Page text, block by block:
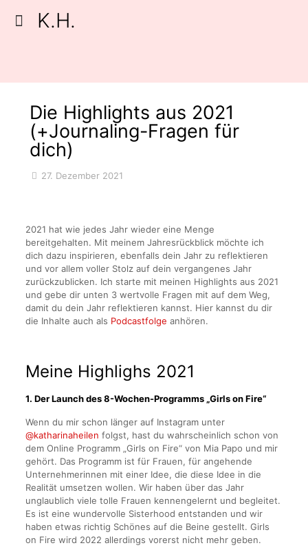
K.H.
Die Highlights aus 2021
(+Journaling-Fragen für
dich)
27. Dezember 2021
2021 hat wie jedes Jahr wieder eine Menge
bereitgehalten. Mit meinem Jahresrückblick möchte ich
dich dazu inspirieren, ebenfalls dein Jahr zu reflektieren
und vor allem voller Stolz auf dein vergangenes Jahr
zurückzublicken. Ich starte mit meinen Highlights aus 2021
und gebe dir unten 3 wertvolle Fragen mit auf dem Weg,
damit du dein Jahr reflektieren kannst. Hier kannst du dir
die Inhalte auch als Podcastfolge anhören.
Meine Highlighs 2021
1. Der Launch des 8-Wochen-Programms „Girls on Fire“
Wenn du mir schon länger auf Instagram unter
@katharinaheilen folgst, hast du wahrscheinlich schon von
dem Online Programm „Girls on Fire“ von Mia Papo und mir
gehört. Das Programm ist für Frauen, für angehende
Unternehmerinnen mit einer Idee, die diese Idee in die
Realität umsetzen wollen. Wir haben über das Jahr
unglaublich viele tolle Frauen kennengelernt und begleitet.
Es ist eine wundervolle Sisterhood entstanden und wir
haben etwas richtig Schönes auf die Beine gestellt. Girls
on Fire wird 2022 allerdings vorerst nicht mehr geben.